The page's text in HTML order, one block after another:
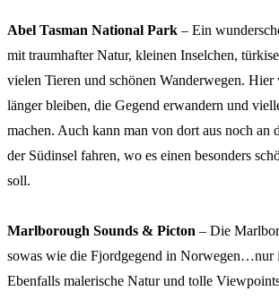
Abel Tasman National Park – Ein
mit traumhafter Natur, kleinen Inselchen,
vielen Tieren und schönen Wanderwegen.
länger bleiben, die Gegend erwandern und
machen. Auch kann man von dort aus noch an
der Südinsel fahren, wo es einen besonders
soll.
Marlborough Sounds & Picton – Die
sowas wie die Fjordgegend in Norwegen…nur
Ebenfalls malerische Natur und tolle